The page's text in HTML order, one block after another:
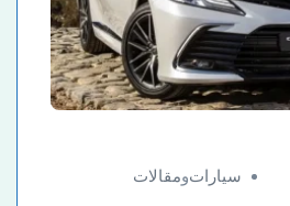
سياراتومقالات